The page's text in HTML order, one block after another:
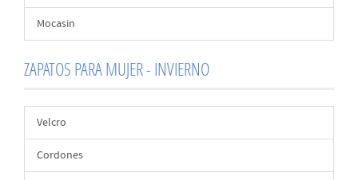
Mocasin
ZAPATOS PARA MUJER - INVIERNO
Velcro
Cordones